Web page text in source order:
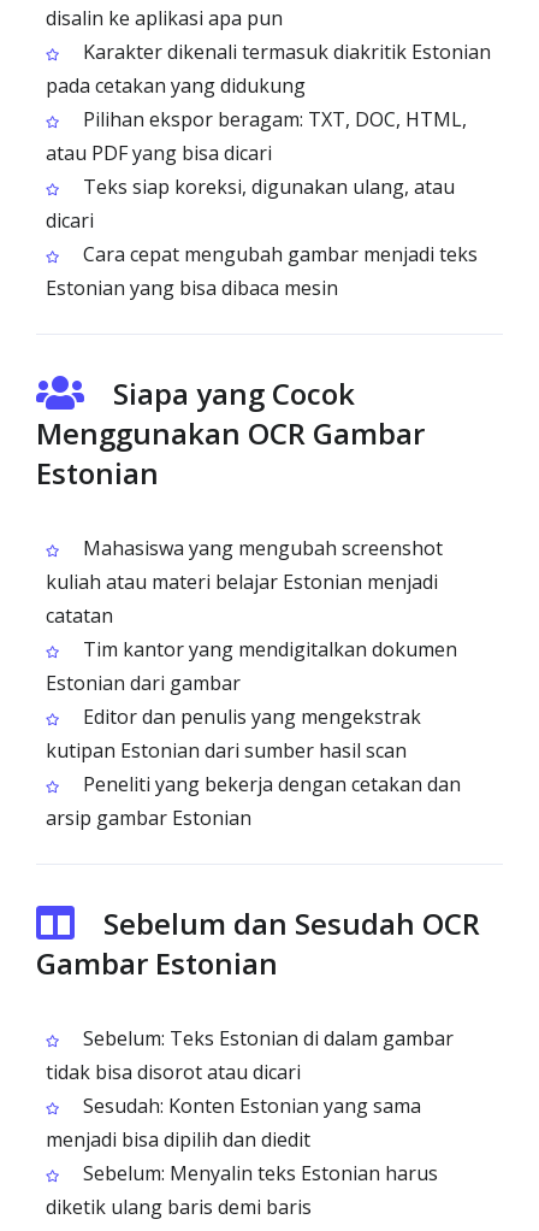
disalin ke aplikasi apa pun
Karakter dikenali termasuk diakritik Estonian
pada cetakan yang didukung
Pilihan ekspor beragam: TXT, DOC, HTML,
atau PDF yang bisa dicari
Teks siap koreksi, digunakan ulang, atau
dicari
Cara cepat mengubah gambar menjadi teks
Estonian yang bisa dibaca mesin
Siapa yang Cocok
Menggunakan OCR Gambar
Estonian
Mahasiswa yang mengubah screenshot
kuliah atau materi belajar Estonian menjadi
catatan
Tim kantor yang mendigitalkan dokumen
Estonian dari gambar
Editor dan penulis yang mengekstrak
kutipan Estonian dari sumber hasil scan
Peneliti yang bekerja dengan cetakan dan
arsip gambar Estonian
Sebelum dan Sesudah OCR
Gambar Estonian
Sebelum: Teks Estonian di dalam gambar
tidak bisa disorot atau dicari
Sesudah: Konten Estonian yang sama
menjadi bisa dipilih dan diedit
Sebelum: Menyalin teks Estonian harus
diketik ulang baris demi baris